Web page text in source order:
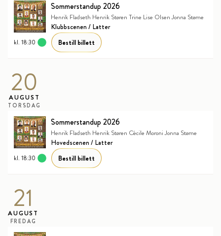
Sommerstandup 2026
Henrik Fladseth Henrik Støren Trine Lise Olsen Jonna Støme
Klubbscenen / Latter
kl. 18:30 Bestill billett
20
AUGUST
TORSDAG
Sommerstandup 2026
Henrik Fladseth Henrik Støren Cécile Moroni Jonna Støme
Hovedscenen / Latter
kl. 18:30 Bestill billett
21
AUGUST
FREDAG